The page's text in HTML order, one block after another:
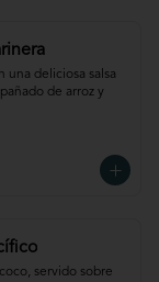
una deliciosa salsa
de arroz y
servido sobre